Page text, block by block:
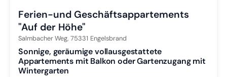
Ferien-und Geschäftsappartements
"Auf der Höhe"
Salmbacher Weg, 75331 Engelsbrand
Sonnige, geräumige vollausgestattete
Appartements mit Balkon oder Gartenzugang mit
Wintergarten